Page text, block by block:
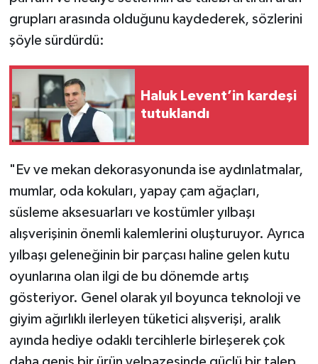
grupları arasında olduğunu kaydederek, sözlerini
şöyle sürdürdü:
Haluk Levent’in kardeşi
tutuklandı
"Ev ve mekan dekorasyonunda ise aydınlatmalar,
mumlar, oda kokuları, yapay çam ağaçları,
süsleme aksesuarları ve kostümler yılbaşı
alışverişinin önemli kalemlerini oluşturuyor. Ayrıca
yılbaşı geleneğinin bir parçası haline gelen kutu
oyunlarına olan ilgi de bu dönemde artış
gösteriyor. Genel olarak yıl boyunca teknoloji ve
giyim ağırlıklı ilerleyen tüketici alışverişi, aralık
ayında hediye odaklı tercihlerle birleşerek çok